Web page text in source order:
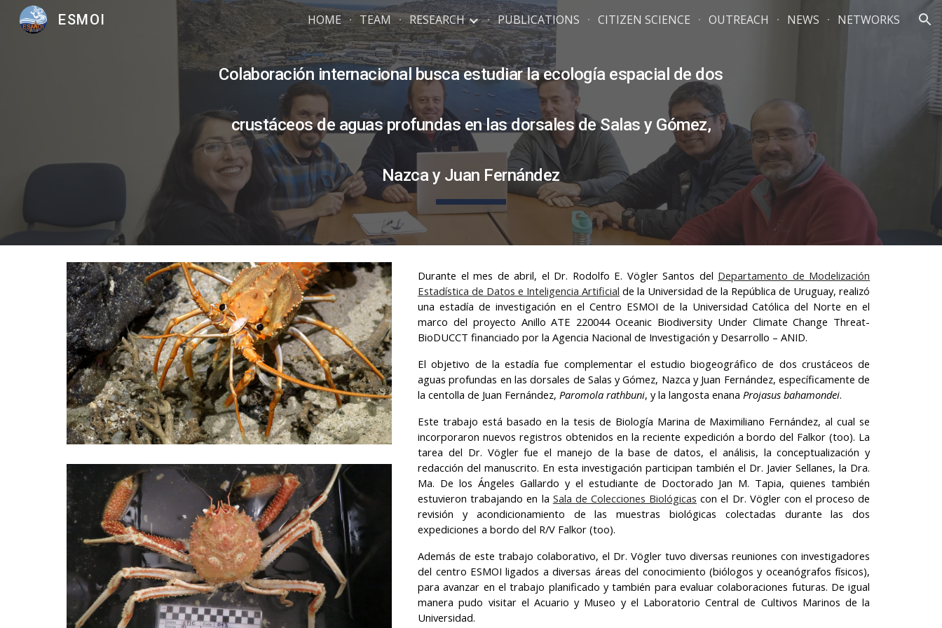
Skip to main content Skip to navigation
ESMOI HOME TEAM RESEARCH PUBLICATIONS CITIZEN SCIENCE OUTREACH NEWS NETWORKS
Colaboración internacional busca estudiar la ecología espacial de dos
crustáceos de aguas profundas en las dorsales de Salas y Gómez,
Nazca y Juan Fernández
Durante el mes de abril, el Dr. Rodolfo E. Vögler Santos del Departamento de Modelización
Estadística de Datos e Inteligencia Artificial de la Universidad de la República de Uruguay, realizó
una estadía de investigación en el Centro ESMOI de la Universidad Católica del Norte en el
marco del proyecto Anillo ATE 220044 Oceanic Biodiversity Under Climate Change Threat-
BioDUCCT financiado por la Agencia Nacional de Investigación y Desarrollo – ANID.
El objetivo de la estadía fue complementar el estudio biogeográfico de dos crustáceos de
aguas profundas en las dorsales de Salas y Gómez, Nazca y Juan Fernández, específicamente de
la centolla de Juan Fernández,Paromola rathbuni, y la langosta enanaProjasus bahamondei.
Este trabajo está basado en la tesis de Biología Marina de Maximiliano Fernández, al cual se
incorporaron nuevos registros obtenidos en la reciente expedición a bordo del Falkor (too). La
tarea del Dr. Vögler fue el manejo de la base de datos, el análisis, la conceptualización y
redacción del manuscrito. En esta investigación participan también el Dr. Javier Sellanes, la Dra.
Ma. De los Ángeles Gallardo y el estudiante de Doctorado Jan M. Tapia, quienes también
estuvieron trabajando en la Sala de Colecciones Biológicas con el Dr. Vögler con el proceso de
revisión y acondicionamiento de las muestras biológicas colectadas durante las dos
expediciones a bordo del R/V Falkor (too).
Además de este trabajo colaborativo, el Dr. Vögler tuvo diversas reuniones con investigadores
del centro ESMOI ligados a diversas áreas del conocimiento (biólogos y oceanógrafos físicos),
para avanzar en el trabajo planificado y también para evaluar colaboraciones futuras. De igual
manera pudo visitar el Acuario y Museo y el Laboratorio Central de Cultivos Marinos de la
Universidad.